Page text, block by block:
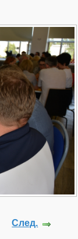
След.